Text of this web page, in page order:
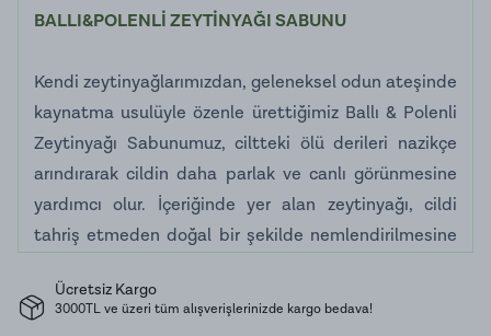
BALLI&POLENLİ ZEYTİNYAĞI SABUNU
Kendi zeytinyağlarımızdan, geleneksel odun ateşinde
kaynatma usulüyle özenle ürettiğimiz Ballı & Polenli
Zeytinyağı Sabunumuz, ciltteki ölü derileri nazikçe
arındırarak cildin daha parlak ve canlı görünmesine
yardımcı olur. İçeriğinde yer alan zeytinyağı, cildi
tahriş etmeden doğal bir şekilde nemlendirilmesine
rahatlığıyla kullanılabilir. Geleneksel yöntemlerle
Ücretsiz Kargo
3000TL ve üzeri tüm alışverişlerinizde kargo bedava!